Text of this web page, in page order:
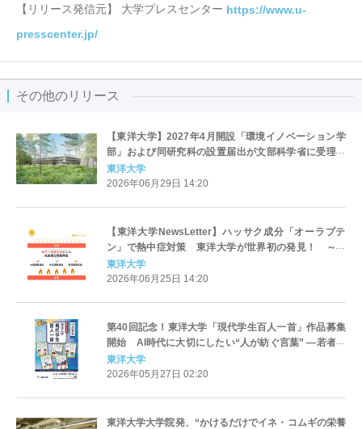
【リリース発信元】 大学プレスセンター https://www.u-
presscenter.jp/
その他のリリース
【東洋大学】2027年4月開設「環境イノベーション学
部」および同研究科の設置届出が文部科学省に受理さ
れました ～“実感と実体験の学び”で文系・理系がと
もに学び、環境問題の解決に挑む新学部～
東洋大学
2026年06月29日 14:20
【東洋大学NewsLetter】ハッサク成分「オーラプテ
ン」で熱中症対策 東洋大学が世界初の発見！ ～水
分・塩分の補給だけでは防げない？！「熱中症対策
に“血管を守る”」新常識～
東洋大学
2026年06月25日 14:20
第40回記念！東洋大学「現代学生百人一首」作品募集
開始 AI時代に大切にしたい“人が紡ぐ言葉” ―若者の
感性で詠む、国内最大級の学生短歌コンクール（応募
締切：2026年10月7日（水） 主催：東洋大学 / 後
東洋大学
2026年05月27日 02:20
東洋大学大学院発、“かけるだけでイネ・コムギの栄養